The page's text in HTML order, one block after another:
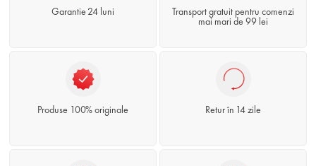
Garantie 24 luni
Transport gratuit pentru comenzi
mai mari de 99 lei
Produse 100% originale Retur în 14 zile